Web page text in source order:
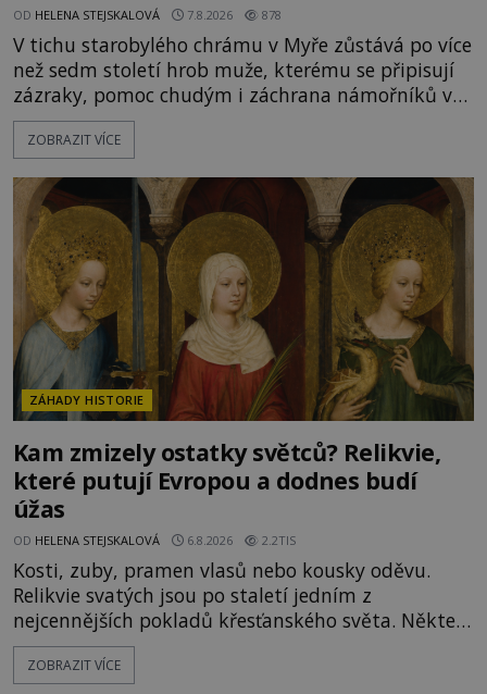
OD HELENA STEJSKALOVÁ 7.8.2026 878
V tichu starobylého chrámu v Myře zůstává po více
než sedm století hrob muže, kterému se připisují
zázraky, pomoc chudým i záchrana námořníků v
bouřích. Pak ale přichází rok 1087 a klidné místo
se mění v dějiště podivné noční výpravy. Skupina
Mikuláše a odváží jeho ostatky přes moře do Bari.
Je to zbožná záchrana před nebezpečím, nebo
promyšlená krádež,
ZOBRAZIT VÍCE
ZÁHADY HISTORIE
Kam zmizely ostatky světců? Relikvie,
které putují Evropou a dodnes budí
úžas
OD HELENA STEJSKALOVÁ 6.8.2026 2.2TIS
Kosti, zuby, pramen vlasů nebo kousky oděvu.
Relikvie svatých jsou po staletí jedním z
nejcennějších pokladů křesťanského světa. Některé
mají pečlivě doloženou historii, jiné provází
záhady, krádeže i nečekané objevy. Jejich osudy
ZOBRAZIT VÍCE